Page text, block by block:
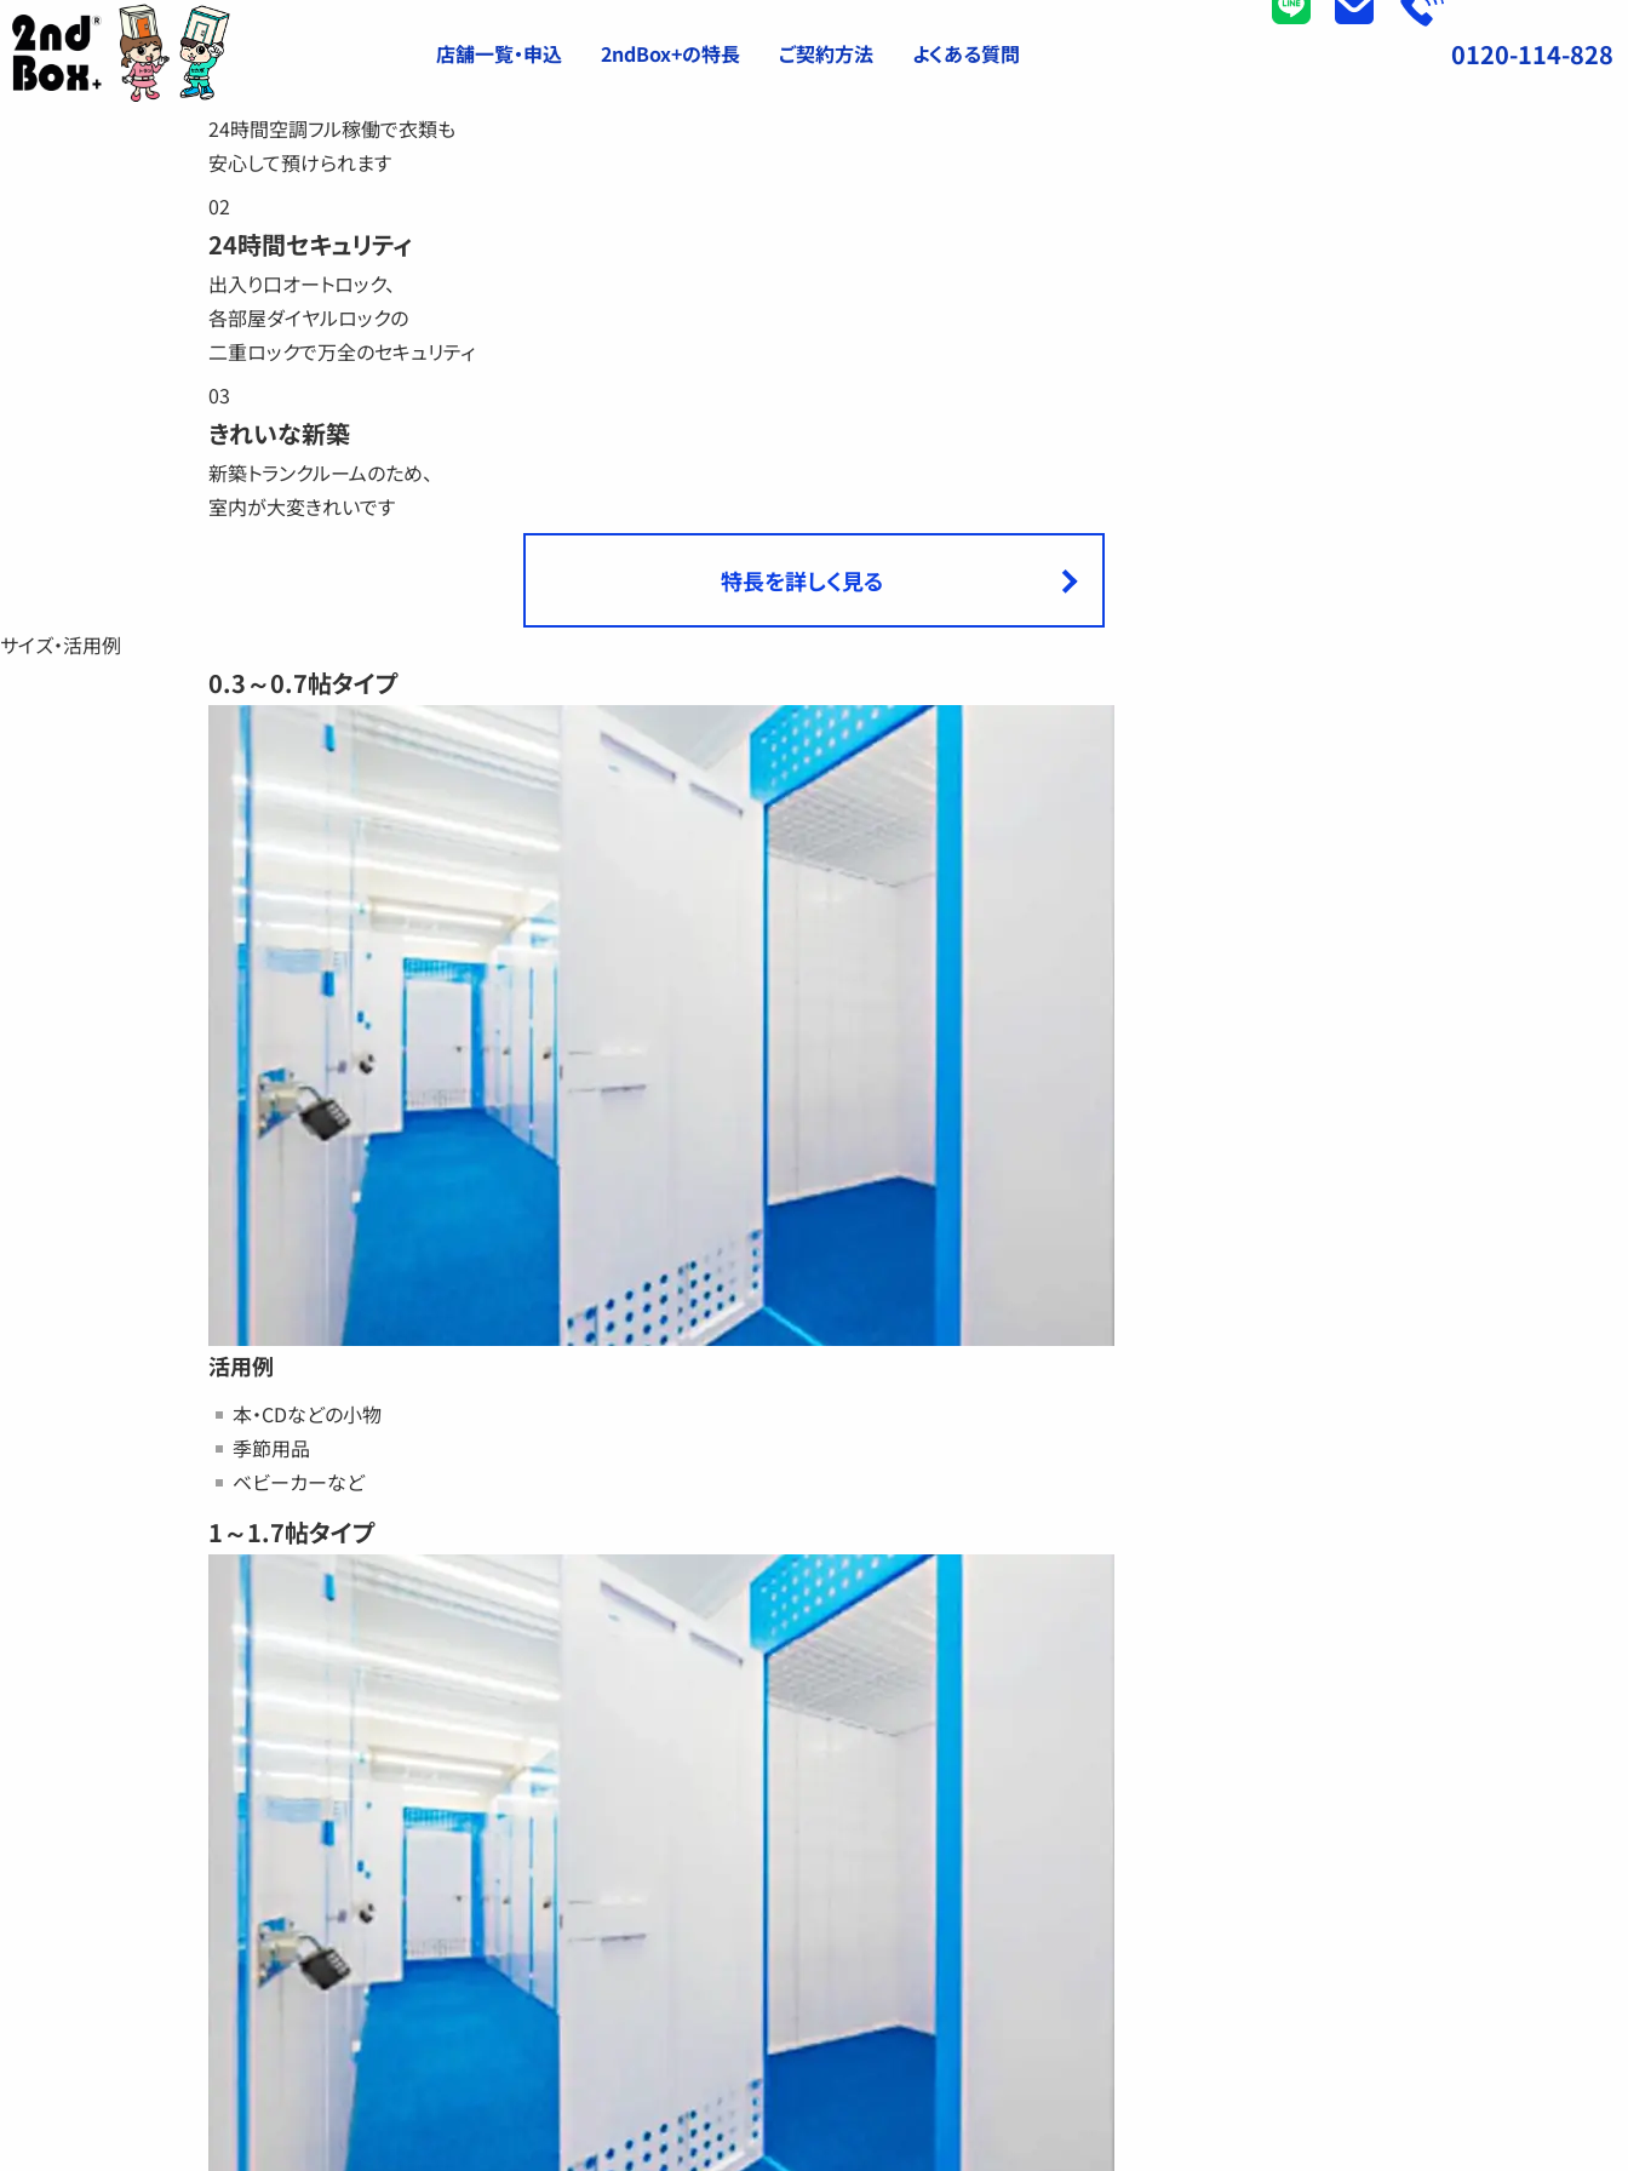
店舗一覧・申込 2ndBox+の特長 ご契約方法 よくある質問 0120-114-828
2ndBoxの特長
01
空調完備
24時間空調フル稼働で衣類も
安心して預けられます
02
24時間セキュリティ
出入り口オートロック、
各部屋ダイヤルロックの
二重ロックで万全のセキュリティ
03
きれいな新築
新築トランクルームのため、
室内が大変きれいです
特長を詳しく見る
サイズ・活用例
0.3～0.7帖タイプ
活用例
本・CDなどの小物
季節用品
ベビーカーなど
1～1.7帖タイプ